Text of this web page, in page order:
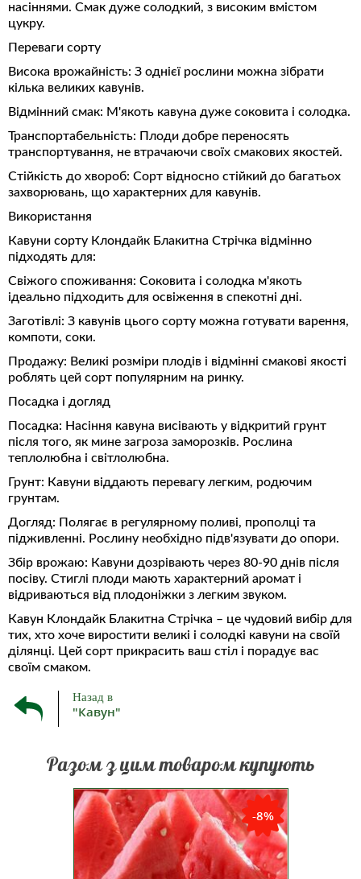
насіннями. Смак дуже солодкий, з високим вмістом
цукру.
Переваги сорту
Висока врожайність: З однієї рослини можна зібрати
кілька великих кавунів.
Відмінний смак: М'якоть кавуна дуже соковита і солодка.
Транспортабельність: Плоди добре переносять
транспортування, не втрачаючи своїх смакових якостей.
Стійкість до хвороб: Сорт відносно стійкий до багатьох
захворювань, що характерних для кавунів.
Використання
Кавуни сорту Клондайк Блакитна Стрічка відмінно
підходять для:
Свіжого споживання: Соковита і солодка м'якоть
ідеально підходить для освіження в спекотні дні.
Заготівлі: З кавунів цього сорту можна готувати варення,
компоти, соки.
Продажу: Великі розміри плодів і відмінні смакові якості
роблять цей сорт популярним на ринку.
Посадка і догляд
Посадка: Насіння кавуна висівають у відкритий грунт
після того, як мине загроза заморозків. Рослина
теплолюбна і світлолюбна.
Грунт: Кавуни віддають перевагу легким, родючим
грунтам.
Догляд: Полягає в регулярному поливі, прополці та
підживленні. Рослину необхідно підв'язувати до опори.
Збір врожаю: Кавуни дозрівають через 80-90 днів після
посіву. Стиглі плоди мають характерний аромат і
відриваються від плодоніжки з легким звуком.
Кавун Клондайк Блакитна Стрічка – це чудовий вибір для
тих, хто хоче виростити великі і солодкі кавуни на своїй
ділянці. Цей сорт прикрасить ваш стіл і порадує вас
своїм смаком.
Назад в
"Кавун"
Разом з цим товаром купують
-8%
Ранньостиглий сорт. Від сходів до
початку достигання плодів 68-73
днів. Плід кулеподібний, з
гладенькою поверхнею, світло-
зеленого кольору з широкими
темно-зеленими смугами, масою